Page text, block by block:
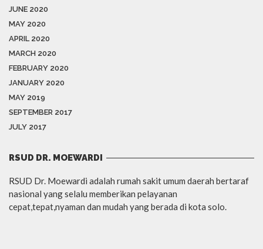
JUNE 2020
MAY 2020
APRIL 2020
MARCH 2020
FEBRUARY 2020
JANUARY 2020
MAY 2019
SEPTEMBER 2017
JULY 2017
RSUD DR. MOEWARDI
RSUD Dr. Moewardi adalah rumah sakit umum daerah bertaraf
nasional yang selalu memberikan pelayanan
cepat,tepat,nyaman dan mudah yang berada di kota solo.